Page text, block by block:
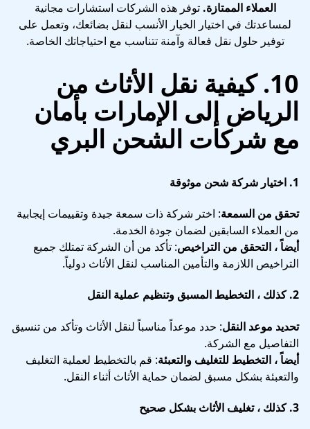
العملاء الممتازة. توفر هذه الشركات استشارات مجانية
لمساعدتك في اختيار الخيار الأنسب لنقل بضائعك، وتعمل على
توفير حلول نقل فعالة وآمنة تتناسب مع احتياجاتك الخاصة.
10. كيفية نقل الأثاث من
الرياض إلى الإمارات بأمان
مع شركات الشحن البري
1. اختيار شركة شحن موثوقة
تحقق من السمعة: اختر شركة ذات سمعة جيدة وتقييمات إيجابية
من العملاء السابقين لضمان جودة الخدمة.
أيضاً ، التحقق من التراخيص: تأكد من أن الشركة تمتلك جميع
التراخيص اللازمة والتأمين المناسب لنقل الأثاث دولياً.
2. كذلك ، التخطيط المسبق وتنظيم عملية النقل
تحديد موعد النقل: حدد موعداً مناسباً لنقل الأثاث وتأكد من تنسيق
التفاصيل مع الشركة.
أيضاً ، التخطيط للتغليف والتعبئة: قم بالتخطيط لعملية التغليف
والتعبئة بشكل مسبق لضمان حماية الأثاث أثناء النقل.
3. كذلك ، تغليف الأثاث بشكل صحيح